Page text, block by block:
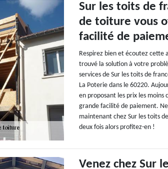
Sur les toits de
de toiture vous
facilité de
Respirez bien et écoutez cette
trouvé la solution à votre
services de Sur les toits de
La Poterie dans le 60220.
en proposant les prix les moins
grande facilité de paiement.
maintenant chez Sur les toits
deux fois alors profitez-en !
Venez chez Sur